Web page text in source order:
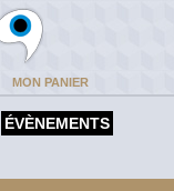
MON PANIER
ÉVÈNEMENTS